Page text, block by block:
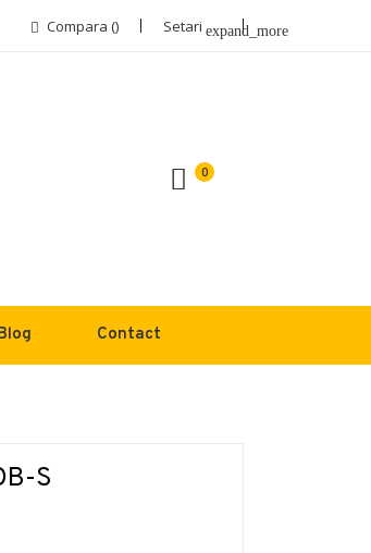
Setari expand_more
Compara ()
0
Contact
S